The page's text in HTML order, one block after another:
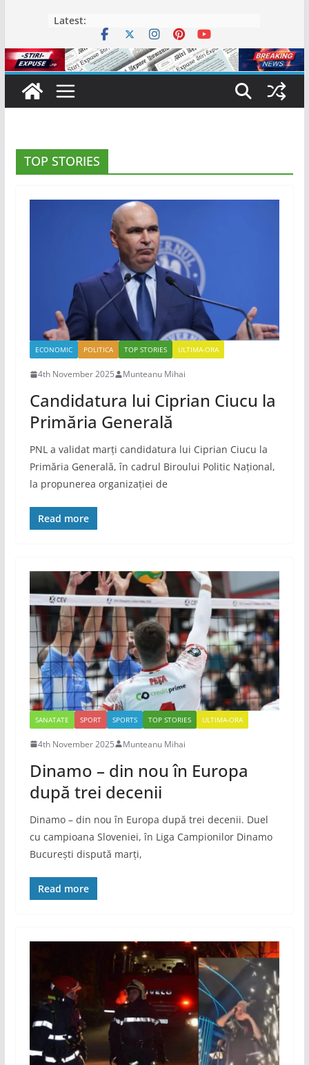
content
Latest:
TOP STORIES
ECONOMIC POLITICA TOP STORIES ULTIMA-ORA
4th November 2025 Munteanu Mihai
Candidatura lui Ciprian Ciucu la
Primăria Generală
PNL a validat marți candidatura lui Ciprian Ciucu la
Primăria Generală, în cadrul Biroului Politic Național,
la propunerea organizației de
Read more
SANATATE SPORT SPORTS TOP STORIES ULTIMA-ORA
4th November 2025 Munteanu Mihai
Dinamo – din nou în Europa
după trei decenii
Dinamo – din nou în Europa după trei decenii. Duel
cu campioana Sloveniei, în Liga Campionilor Dinamo
București dispută marți,
Read more